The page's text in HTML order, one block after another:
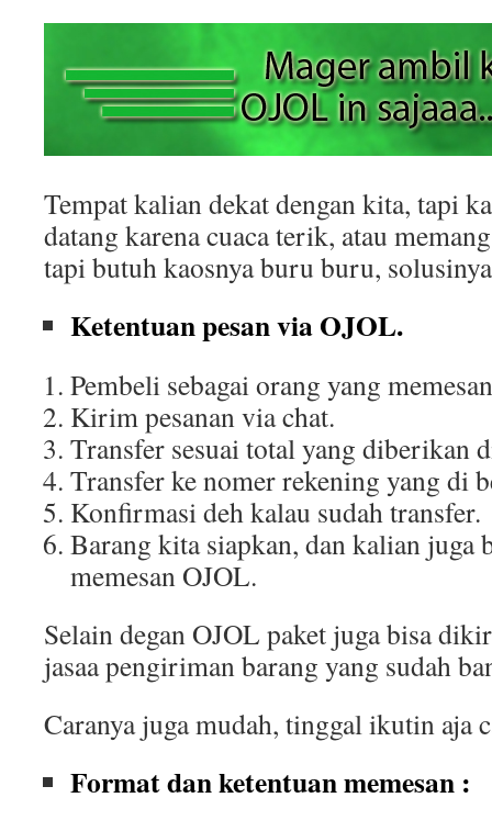
Tempat kalian dekat dengan kita, tapi
datang karena cuaca terik, atau
tapi butuh kaosnya buru buru,
Ketentuan pesan via OJOL.
Pembeli sebagai orang yang
Kirim pesanan via chat.
Transfer sesuai total yang diberikan
Transfer ke nomer rekening yang di
Konfirmasi deh kalau sudah transfer.
Barang kita siapkan, dan kalian juga
memesan OJOL.
Selain degan OJOL paket juga bisa
jasaa pengiriman barang yang sudah
Caranya juga mudah, tinggal ikutin aja
Format dan ketentuan memesan :